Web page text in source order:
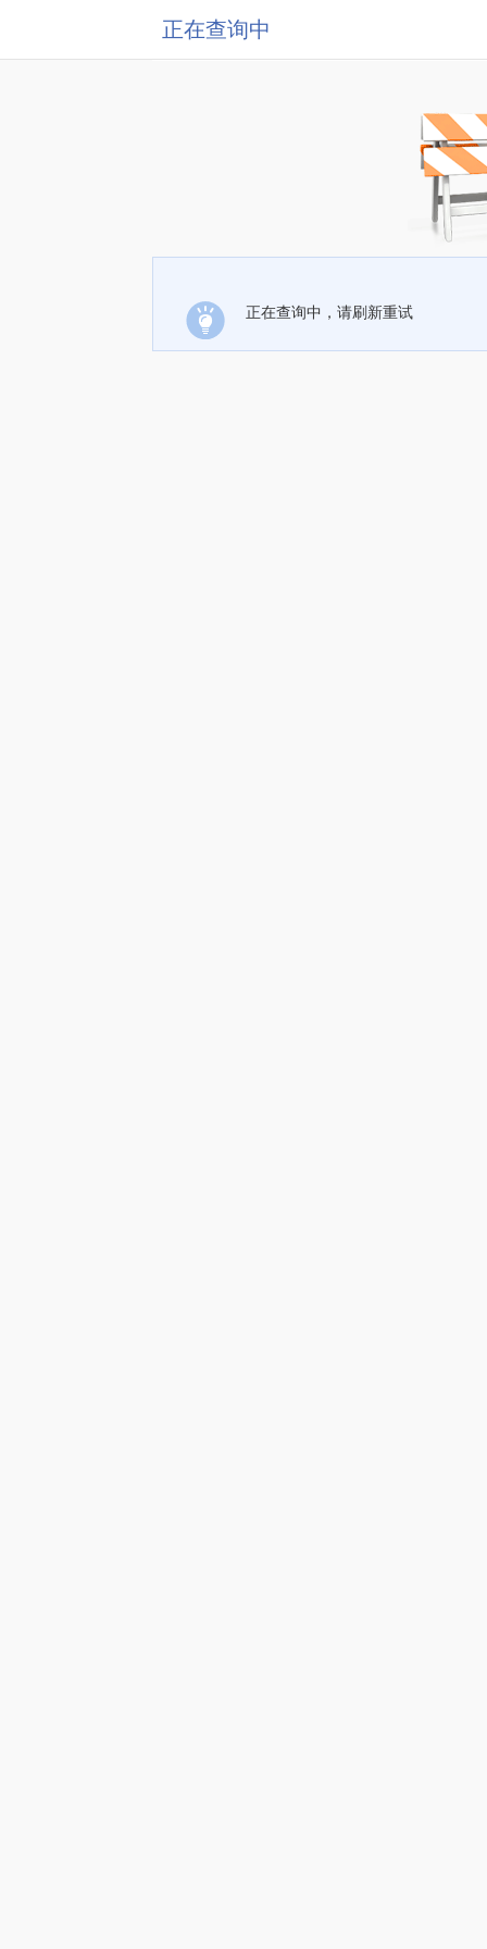
正在查询中
正在查询中，请刷新重试